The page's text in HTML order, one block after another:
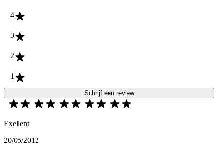
4
3
2
1
Schrijf een review
Exellent
20/05/2012